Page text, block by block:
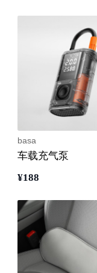
basa
车载充气泵
¥188